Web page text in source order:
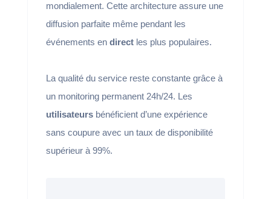
mondialement. Cette architecture assure une
diffusion parfaite même pendant les
événements en directles plus populaires.
La qualité du service reste constante grâce à
un monitoring permanent 24h/24. Les
utilisateursbénéficient d’une expérience
sans coupure avec un taux de disponibilité
supérieur à 99%.